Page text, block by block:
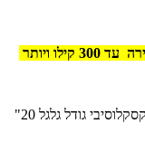
ויותר
פריים שילדה חזק ומעוצב בסגנון אקסקלוסיבי גודל גלגל 20"